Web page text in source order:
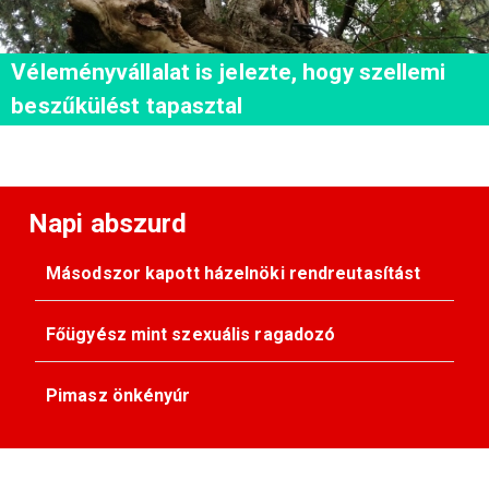
Véleményvállalat is jelezte, hogy szellemi
beszűkülést tapasztal
Napi abszurd
Másodszor kapott házelnöki rendreutasítást
Főügyész mint szexuális ragadozó
Pimasz önkényúr